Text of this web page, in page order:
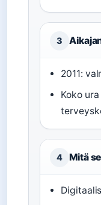
3
2011:
Koko
4 Mitä